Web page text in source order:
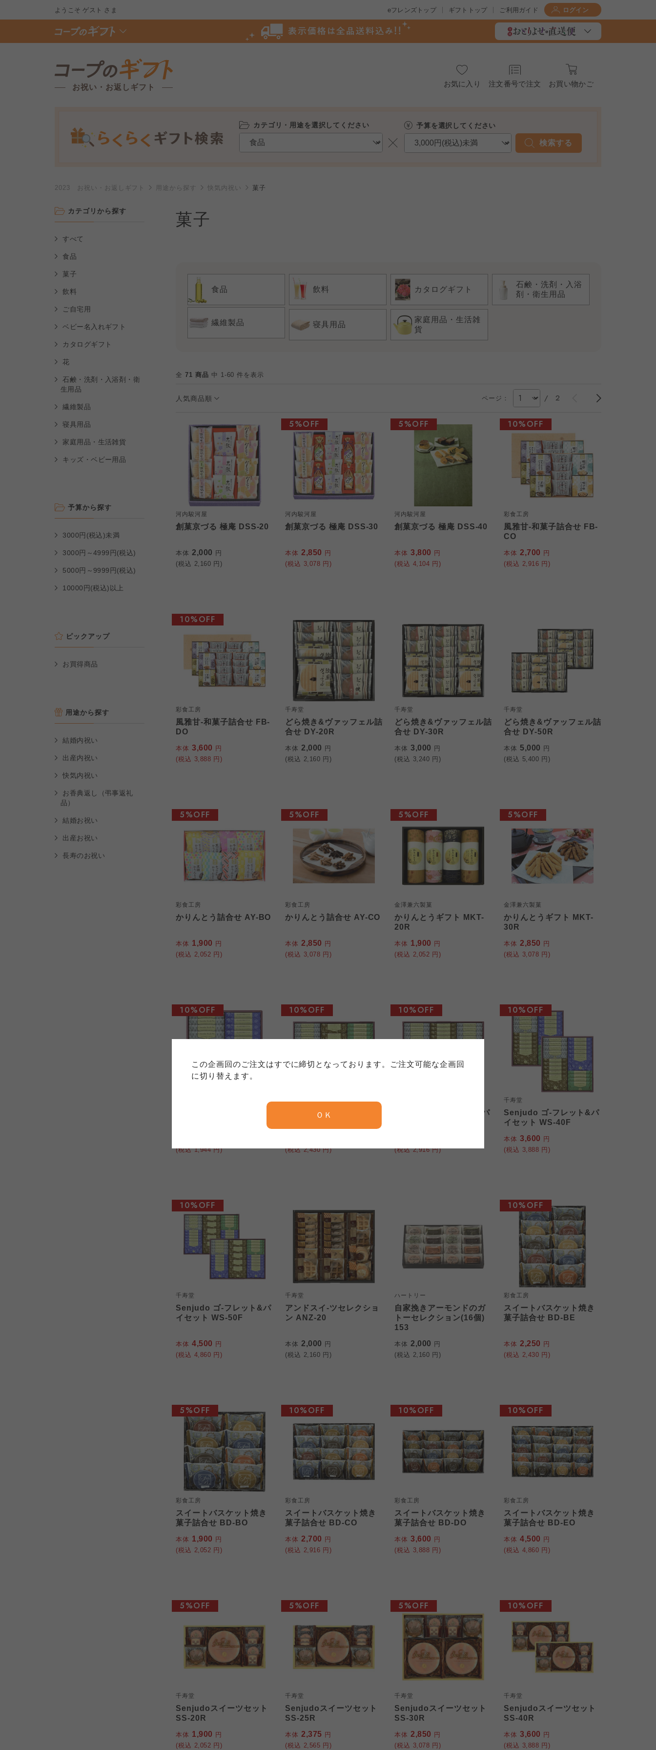
この企画回のご注文はすでに締切となっております。ご注文可能な企画回
に切り替えます。
ＯＫ
ようこそゲスト さま eフレンズトップ ギフトトップ ご利用ガイド ログイン
お祝い・お返しギフト お気に入り 注文番号で注文 お買い物かご
カテゴリ・用途を選択してください 予算を選択してください
検索する
2023 お祝い・お返しギフト 用途から探す 快気内祝い 菓子
カテゴリから探す
すべて
食品
菓子
飲料
ご自宅用
ベビー名入れギフト
カタログギフト
花
石鹸・洗剤・入浴剤・衛
生用品
繊維製品
寝具用品
家庭用品・生活雑貨
キッズ・ベビー用品
予算から探す
3000円(税込)未満
3000円～4999円(税込)
5000円～9999円(税込)
10000円(税込)以上
ピックアップ
お買得商品
用途から探す
結婚内祝い
出産内祝い
快気内祝い
お香典返し（弔事返礼
品）
結婚お祝い
出産お祝い
長寿のお祝い
菓子
食品 飲料 カタログギフト
石鹸・洗剤・入浴
剤・衛生用品
繊維製品 寝具用品
家庭用品・生活雑
貨
全 71 商品 中 1-60 件を表示
人気商品順 ページ： / 2
河内駿河屋
創菓京づる 極庵 DSS-20
本体 2,000 円
(税込 2,160 円)
河内駿河屋
創菓京づる 極庵 DSS-30
本体 2,850 円
(税込 3,078 円)
5%OFF
河内駿河屋
創菓京づる 極庵 DSS-40
本体 3,800 円
(税込 4,104 円)
5%OFF
彩食工房
風雅甘-和菓子詰合せ FB-
CO
本体 2,700 円
(税込 2,916 円)
10%OFF
彩食工房
風雅甘-和菓子詰合せ FB-
DO
本体 3,600 円
(税込 3,888 円)
10%OFF
千寿堂
どら焼き&ヴァッフェル詰
合せ DY-20R
本体 2,000 円
(税込 2,160 円)
千寿堂
どら焼き&ヴァッフェル詰
合せ DY-30R
本体 3,000 円
(税込 3,240 円)
千寿堂
どら焼き&ヴァッフェル詰
合せ DY-50R
本体 5,000 円
(税込 5,400 円)
彩食工房
かりんとう詰合せ AY-BO
本体 1,900 円
(税込 2,052 円)
5%OFF
彩食工房
かりんとう詰合せ AY-CO
本体 2,850 円
(税込 3,078 円)
5%OFF
金澤兼六製菓
かりんとうギフト MKT-
20R
本体 1,900 円
(税込 2,052 円)
5%OFF
金澤兼六製菓
かりんとうギフト MKT-
30R
本体 2,850 円
(税込 3,078 円)
5%OFF
(税込1,944円)
10%OFF
千寿堂
Senjudo ゴ-フレット&パ
(税込2,430円)
10%OFF
Senjudo ゴ-フレット&パ
(税込2,916円)
10%OFF
千寿堂
Senjudo ゴ-フレット&パ
イセット WS-40F
本体 3,600 円
(税込 3,888 円)
10%OFF
千寿堂
Senjudo ゴ-フレット&パ
イセット WS-50F
本体 4,500 円
(税込 4,860 円)
10%OFF
千寿堂
アンドスイ-ツセレクショ
ン ANZ-20
本体 2,000 円
(税込 2,160 円)
ハートリー
自家挽きアーモンドのガ
トーセレクション(16個)
153
本体 2,000 円
(税込 2,160 円)
彩食工房
スイートバスケット焼き
菓子詰合せ BD-BE
本体 2,250 円
(税込 2,430 円)
10%OFF
彩食工房
スイートバスケット焼き
菓子詰合せ BD-BO
本体 1,900 円
(税込 2,052 円)
5%OFF
彩食工房
スイートバスケット焼き
菓子詰合せ BD-CO
本体 2,700 円
(税込 2,916 円)
10%OFF
彩食工房
スイートバスケット焼き
菓子詰合せ BD-DO
本体 3,600 円
(税込 3,888 円)
10%OFF
彩食工房
スイートバスケット焼き
菓子詰合せ BD-EO
本体 4,500 円
(税込 4,860 円)
10%OFF
千寿堂
Senjudoスイーツセット
SS-20R
本体 1,900 円
(税込 2,052 円)
5%OFF
千寿堂
Senjudoスイーツセット
SS-25R
本体 2,375 円
(税込 2,565 円)
5%OFF
千寿堂
Senjudoスイーツセット
SS-30R
本体 2,850 円
(税込 3,078 円)
5%OFF
千寿堂
Senjudoスイーツセット
SS-40R
本体 3,600 円
(税込 3,888 円)
10%OFF
ご利用約款（ご利用規約・ご利用規程）について
このサイトは7つの生協から業務委託を受けて、コープきんき事業連合が運営しています。ご自身が加入されている生協が定
める利用約款をご確認のうえ、ご利用ください。なお、クチコミ投稿については、利用約款の細則として規定されています。
おおさかパルコープ
よどがわ市民生協 大阪いずみ市民生協 わかやま市民生協
個人情報保護方針について
このサイトは7つの生協から業務委託を受けて、コープきんき事業連合が運営しています。お預かりしている個人情報につい
ては、コープ事業連合、ならびに各生協の「個人情報保護方針」にもどづいて、コープ事業連合が適切に管理をおこなってい
コープ事業連合、ならびに各生協の「個人情報保護方針」については各生協のボタンをクリックしてご確認ください。
ならコープ おおさかパルコープ
特定商取引法に基づく表記について
このサイトは7つの生協から業務委託を受けて、コープきんき事業連合が運営しています。販売責任者は、それぞれご利用の
各生協の「特定商取引法に基づく表記について」については各生協のボタンをクリックしてご確認ください。
おおさかパルコープ
よどがわ市民生協 大阪いずみ市民生協 わかやま市民生協